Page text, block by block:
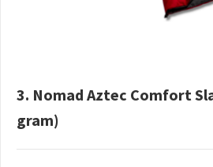
3. Nomad Aztec Comfort
gram)